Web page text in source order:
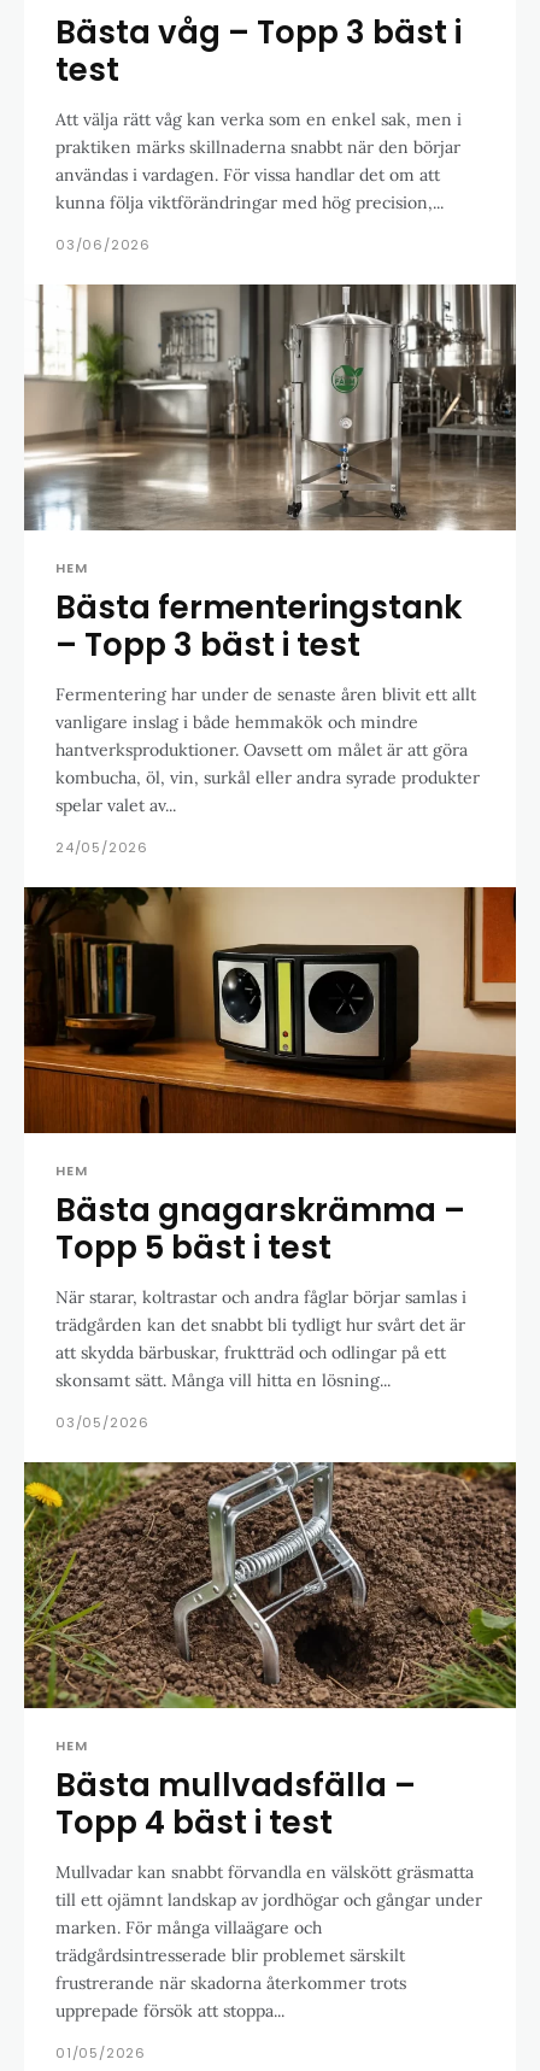
Bästa våg – Topp 3 bäst i
test
Att välja rätt våg kan verka som en enkel sak, men i
praktiken märks skillnaderna snabbt när den börjar
användas i vardagen. För vissa handlar det om att
kunna följa viktförändringar med hög precision,...
03/06/2026
HEM
Bästa fermenteringstank
– Topp 3 bäst i test
Fermentering har under de senaste åren blivit ett allt
vanligare inslag i både hemmakök och mindre
hantverksproduktioner. Oavsett om målet är att göra
kombucha, öl, vin, surkål eller andra syrade produkter
spelar valet av...
24/05/2026
HEM
Bästa gnagarskrämma –
Topp 5 bäst i test
När starar, koltrastar och andra fåglar börjar samlas i
trädgården kan det snabbt bli tydligt hur svårt det är
att skydda bärbuskar, fruktträd och odlingar på ett
skonsamt sätt. Många vill hitta en lösning...
03/05/2026
HEM
Bästa mullvadsfälla –
Topp 4 bäst i test
Mullvadar kan snabbt förvandla en välskött gräsmatta
till ett ojämnt landskap av jordhögar och gångar under
marken. För många villaägare och
trädgårdsintresserade blir problemet särskilt
frustrerande när skadorna återkommer trots
upprepade försök att stoppa...
01/05/2026